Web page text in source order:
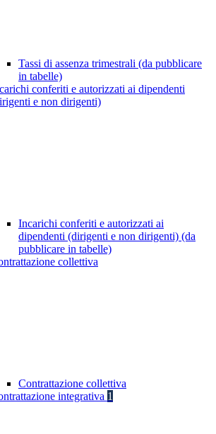
Tassi di assenza trimestrali (da pubblicare
in tabelle)
conferiti e autorizzati ai dipendenti
e non dirigenti)
Incarichi conferiti e autorizzati ai
dipendenti (dirigenti e non dirigenti) (da
pubblicare in tabelle)
collettiva
Contrattazione collettiva
integrativa 1